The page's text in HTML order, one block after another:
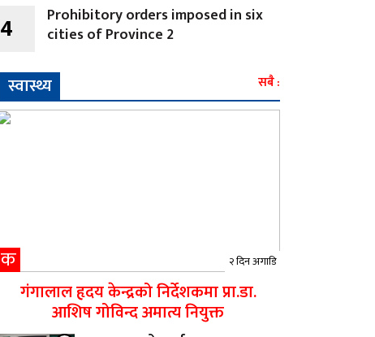
4
Prohibitory orders imposed in six
cities of Province 2
स्वास्थ्य सबै :
क २ दिन अगाडि
गंगालाल हृदय केन्द्रको निर्देशकमा प्रा.डा.
आशिष गोविन्द अमात्य नियुक्त